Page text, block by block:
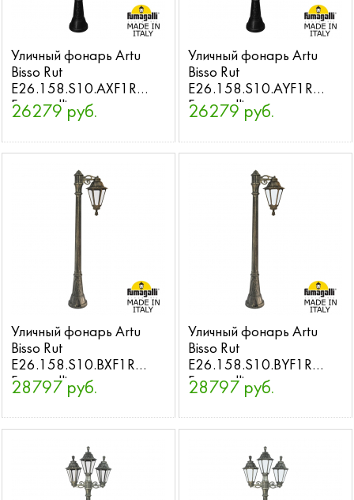
Уличный фонарь Artu
Bisso Rut
E26.158.S10.AXF1R
Fumagalli
26279 руб.
Уличный фонарь Artu
Bisso Rut
E26.158.S10.AYF1R
Fumagalli
26279 руб.
Уличный фонарь Artu
Bisso Rut
E26.158.S10.BXF1R
Fumagalli
28797 руб.
Уличный фонарь Artu
Bisso Rut
E26.158.S10.BYF1R
Fumagalli
28797 руб.